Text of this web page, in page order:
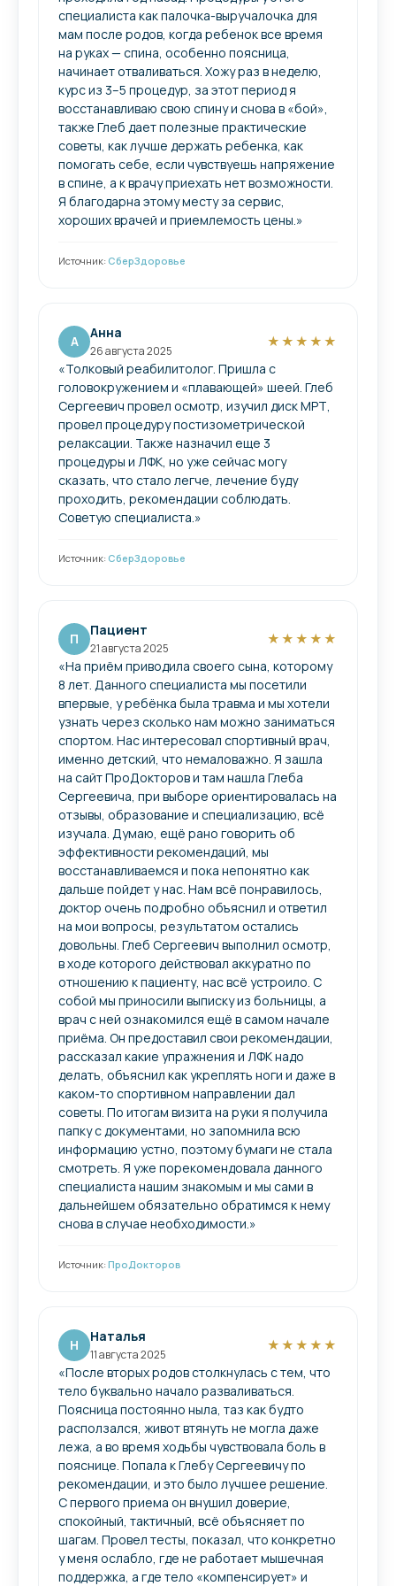
специалиста как палочка-выручалочка для
мам после родов, когда ребенок все время
на руках — спина, особенно поясница,
начинает отваливаться. Хожу раз в неделю,
курс из 3–5 процедур, за этот период я
восстанавливаю свою спину и снова в «бой»,
также Глеб дает полезные практические
советы, как лучше держать ребенка, как
помогать себе, если чувствуешь напряжение
в спине, а к врачу приехать нет возможности.
Я благодарна этому месту за сервис,
хороших врачей и приемлемость цены.»
Источник: СберЗдоровье
А Анна
26 августа 2025
★★★★★
«Толковый реабилитолог. Пришла с
головокружением и «плавающей» шеей. Глеб
Сергеевич провел осмотр, изучил диск МРТ,
провел процедуру постизометрической
релаксации. Также назначил еще 3
процедуры и ЛФК, но уже сейчас могу
сказать, что стало легче, лечение буду
проходить, рекомендации соблюдать.
Советую специалиста.»
Источник: СберЗдоровье
П Пациент
21 августа 2025
★★★★★
«На приём приводила своего сына, которому
8 лет. Данного специалиста мы посетили
впервые, у ребёнка была травма и мы хотели
узнать через сколько нам можно заниматься
спортом. Нас интересовал спортивный врач,
именно детский, что немаловажно. Я зашла
на сайт ПроДокторов и там нашла Глеба
Сергеевича, при выборе ориентировалась на
отзывы, образование и специализацию, всё
изучала. Думаю, ещё рано говорить об
эффективности рекомендаций, мы
восстанавливаемся и пока непонятно как
дальше пойдет у нас. Нам всё понравилось,
доктор очень подробно объяснил и ответил
на мои вопросы, результатом остались
довольны. Глеб Сергеевич выполнил осмотр,
в ходе которого действовал аккуратно по
отношению к пациенту, нас всё устроило. С
собой мы приносили выписку из больницы, а
врач с ней ознакомился ещё в самом начале
приёма. Он предоставил свои рекомендации,
рассказал какие упражнения и ЛФК​ надо
делать, объяснил как укреплять ноги и даже в
каком-то спортивном направлении дал
советы. По итогам визита на руки я получила
папку с документами, но запомнила всю
информацию устно, поэтому бумаги не стала
смотреть. Я уже порекомендовала данного
специалиста нашим знакомым и мы сами в
дальнейшем обязательно обратимся к нему
снова в случае необходимости.»
Источник: ПроДокторов
Н Наталья
11 августа 2025
★★★★★
«После вторых родов столкнулась с тем, что
тело буквально начало разваливаться.
Поясница постоянно ныла, таз как будто
расползался, живот втянуть не могла даже
лежа, а во время ходьбы чувствовала боль в
пояснице. Попала к Глебу Сергеевичу по
рекомендации, и это было лучшее решение.
С первого приема он внушил доверие,
спокойный, тактичный, всё объясняет по
шагам. Провел тесты, показал, что конкретно
у меня ослабло, где не работает мышечная
поддержка, а где тело «компенсирует» и